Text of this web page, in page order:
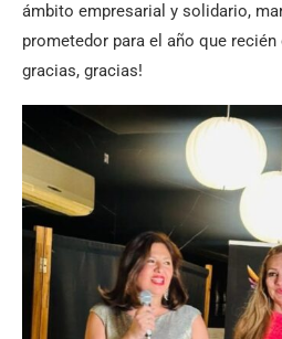
ámbito empresarial y solidario,
prometedor para el año que recién
gracias, gracias!